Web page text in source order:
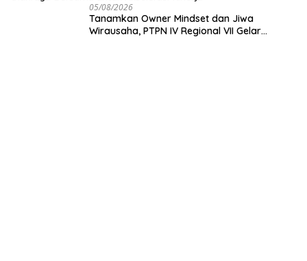
05/08/2026
Tanamkan Owner Mindset dan Jiwa
Wirausaha, PTPN IV Regional VII Gelar